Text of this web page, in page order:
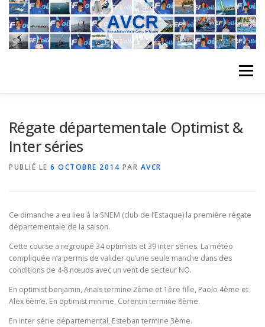
Aller
contenu
Menu
PLANNING DES COURS REVUES DE PRESSE
Régate départementale Optimist &
Inter séries
PUBLIÉ LE 6 OCTOBRE 2014 PAR AVCR
Ce dimanche a eu lieu à la SNEM (club de l’Estaque) la première régate
départementale de la saison.
Cette course a regroupé 34 optimists et 39 inter séries. La météo
compliquée n’a permis de valider qu’une seule manche dans des
conditions de 4-8 nœuds avec un vent de secteur NO.
En optimist benjamin, Anaïs termine 2ème et 1ère fille, Paolo 4ème et
Alex 6ème. En optimist minime, Corentin termine 8ème.
En inter série départemental, Esteban termine 3ème.